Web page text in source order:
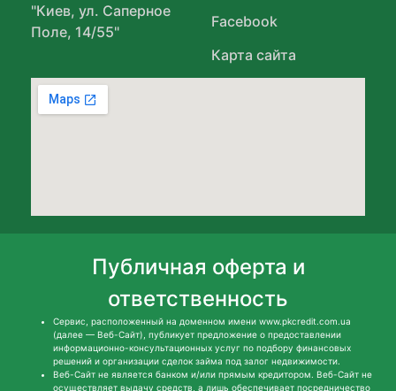
"Киев, ул. Саперное
Поле, 14/55"
Facebook
Карта сайта
Публичная оферта и
ответственность
Сервис, расположенный на доменном имени www.pkcredit.com.ua
(далее — Веб-Сайт), публикует предложение о предоставлении
информационно-консультационных услуг по подбору финансовых
решений и организации сделок займа под залог недвижимости.
Веб-Сайт не является банком и/или прямым кредитором. Веб-Сайт не
осуществляет выдачу средств, а лишь обеспечивает посредничество